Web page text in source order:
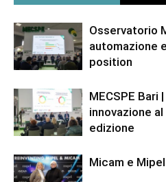
Osservatorio
automazione
position
MECSPE Bari
innovazione
edizione
Micam e